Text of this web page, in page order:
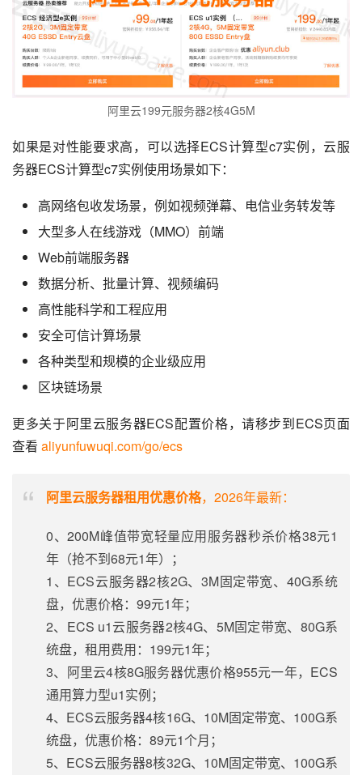
阿里云199元服务器2核4G5M
如果是对性能要求高，可以选择ECS计算型c7实例，云服
务器ECS计算型c7实例使用场景如下：
高网络包收发场景，例如视频弹幕、电信业务转发等
大型多人在线游戏（MMO）前端
Web前端服务器
数据分析、批量计算、视频编码
高性能科学和工程应用
安全可信计算场景
各种类型和规模的企业级应用
区块链场景
更多关于阿里云服务器ECS配置价格，请移步到ECS页面
查看 aliyunfuwuqi.com/go/ecs
阿里云服务器租用优惠价格，2026年最新：
0、200M峰值带宽轻量应用服务器秒杀价格38元1
年（抢不到68元1年）；
1、ECS云服务器2核2G、3M固定带宽、40G系统
盘，优惠价格：99元1年；
2、ECS u1云服务器2核4G、5M固定带宽、80G系
统盘，租用费用：199元1年；
3、阿里云4核8G服务器优惠价格955元一年，ECS
通用算力型u1实例；
4、ECS云服务器4核16G、10M固定带宽、100G系
统盘，优惠价格：89元1个月；
5、ECS云服务器8核32G、10M固定带宽、100G系